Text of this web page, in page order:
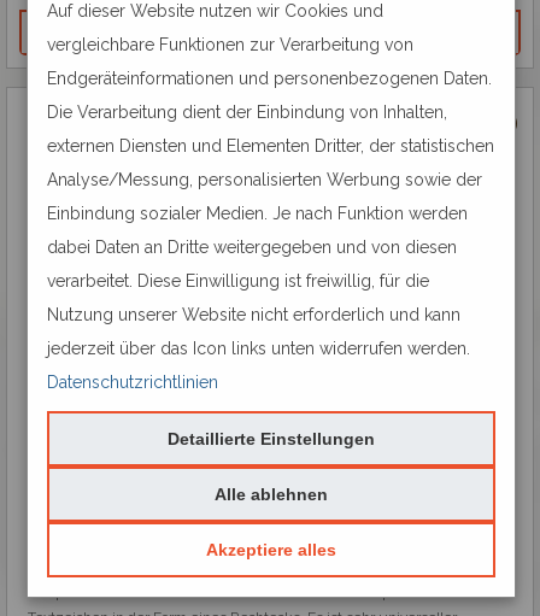
Datumstempel Colop Printer 60
M
Größe des Abdruckes:
Colop Printer 60 M ist ein selbstfärbender Datumstempel mit den
Auf dieser Website nutzen wir Cookies und
vergleichbare Funktionen zur Verarbeitung von
Endgeräteinformationen und personenbezogenen Daten.
Die Verarbeitung dient der Einbindung von Inhalten,
externen Diensten und Elementen Dritter, der statistischen
Analyse/Messung, personalisierten Werbung sowie der
Einbindung sozialer Medien. Je nach Funktion werden
dabei Daten an Dritte weitergegeben und von diesen
verarbeitet. Diese Einwilligung ist freiwillig, für die
Nutzung unserer Website nicht erforderlich und kann
jederzeit über das Icon links unten widerrufen werden.
Datenschutzrichtlinien
Detaillierte Einstellungen
Alle ablehnen
Akzeptiere alles
Funktion